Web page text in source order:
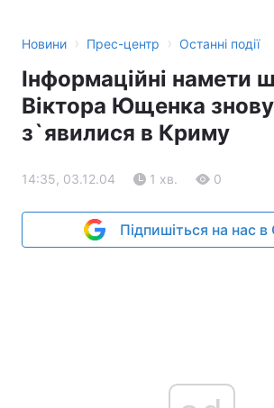
Новини › Прес-центр › Останні події
Інформаційні намети
Віктора Ющенка знову
з`явилися в Криму
14:35, 03.12.04 1 хв. 0
Підпишіться на нас в